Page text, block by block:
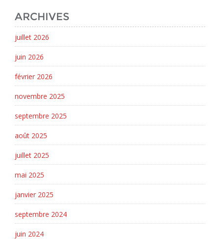
ARCHIVES
juillet 2026
juin 2026
février 2026
novembre 2025
septembre 2025
août 2025
juillet 2025
mai 2025
janvier 2025
septembre 2024
juin 2024